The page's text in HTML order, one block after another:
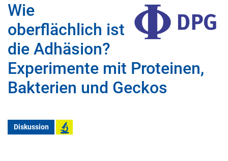
Wie
oberflächlich ist
die Adhäsion?
Experimente mit Proteinen,
Bakterien und Geckos
Diskussion